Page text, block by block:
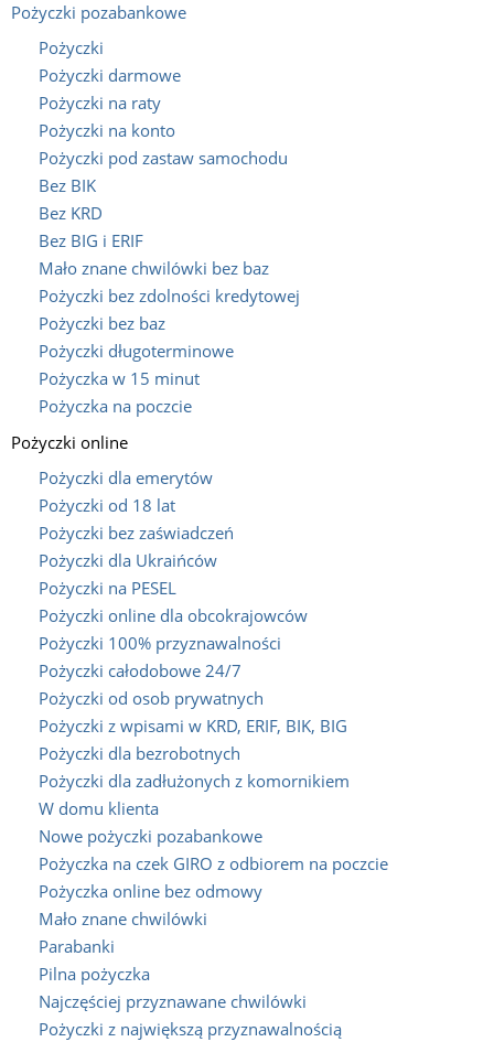
Pożyczki pozabankowe
Pożyczki
Pożyczki darmowe
Pożyczki na raty
Pożyczki na konto
Pożyczki pod zastaw samochodu
Bez BIK
Bez KRD
Bez BIG i ERIF
Mało znane chwilówki bez baz
Pożyczki bez zdolności kredytowej
Pożyczki bez baz
Pożyczki długoterminowe
Pożyczka w 15 minut
Pożyczka na poczcie
Pożyczki online
Pożyczki dla emerytów
Pożyczki od 18 lat
Pożyczki bez zaświadczeń
Pożyczki dla Ukraińców
Pożyczki na PESEL
Pożyczki online dla obcokrajowców
Pożyczki 100% przyznawalności
Pożyczki całodobowe 24/7
Pożyczki od osob prywatnych
Pożyczki z wpisami w KRD, ERIF, BIK, BIG
Pożyczki dla bezrobotnych
Pożyczki dla zadłużonych z komornikiem
W domu klienta
Nowe pożyczki pozabankowe
Pożyczka na czek GIRO z odbiorem na poczcie
Pożyczka online bez odmowy
Mało znane chwilówki
Parabanki
Pilna pożyczka
Najczęściej przyznawane chwilówki
Pożyczki z największą przyznawalnością